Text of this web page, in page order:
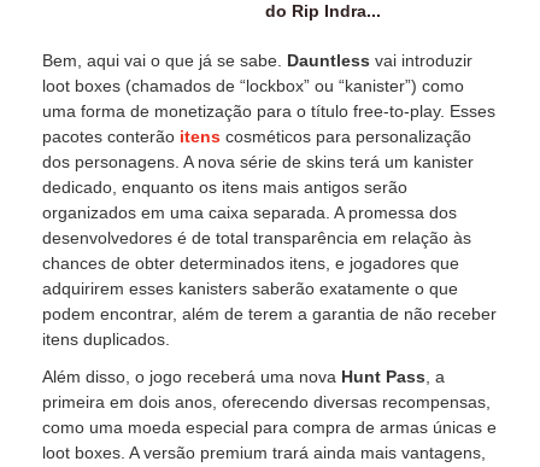
do Rip Indra...
Bem, aqui vai o que já se sabe. Dauntless vai introduzir
loot boxes (chamados de “lockbox” ou “kanister”) como
uma forma de monetização para o título free-to-play. Esses
pacotes conterão itens cosméticos para personalização
dos personagens. A nova série de skins terá um kanister
dedicado, enquanto os itens mais antigos serão
organizados em uma caixa separada. A promessa dos
desenvolvedores é de total transparência em relação às
chances de obter determinados itens, e jogadores que
adquirirem esses kanisters saberão exatamente o que
podem encontrar, além de terem a garantia de não receber
itens duplicados.
Além disso, o jogo receberá uma nova Hunt Pass , a
primeira em dois anos, oferecendo diversas recompensas,
como uma moeda especial para compra de armas únicas e
loot boxes. A versão premium trará ainda mais vantagens,